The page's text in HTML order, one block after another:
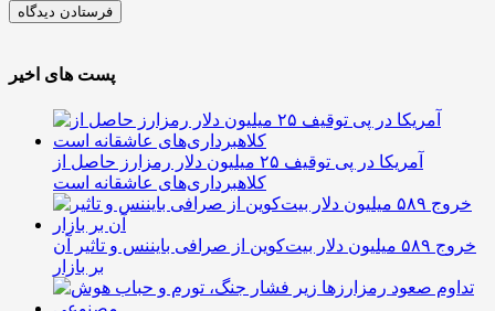
پست های اخیر
آمریکا در پی توقیف ۲۵ میلیون دلار رمزارز حاصل از
کلاهبرداری‌های عاشقانه است
خروج ۵۸۹ میلیون دلار بیت‌کوین از صرافی بایننس و تاثیر آن
بر بازار